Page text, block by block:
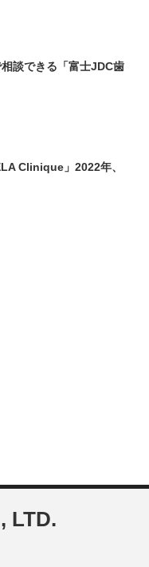
談できる「富士JDC歯
Clinique」2022年、